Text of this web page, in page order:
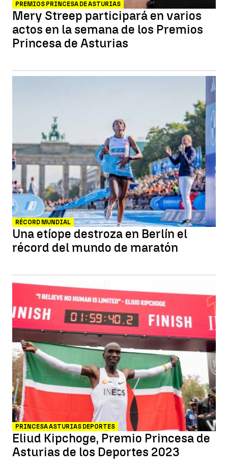
PREMIOS PRINCESA DE ASTURIAS
Mery Streep participará en varios
actos en la semana de los Premios
Princesa de Asturias
RÉCORD MUNDIAL
Una etíope destroza en Berlín el
récord del mundo de maratón
PRINCESA ASTURIAS DEPORTES
Eliud Kipchoge, Premio Princesa de
Asturias de los Deportes 2023